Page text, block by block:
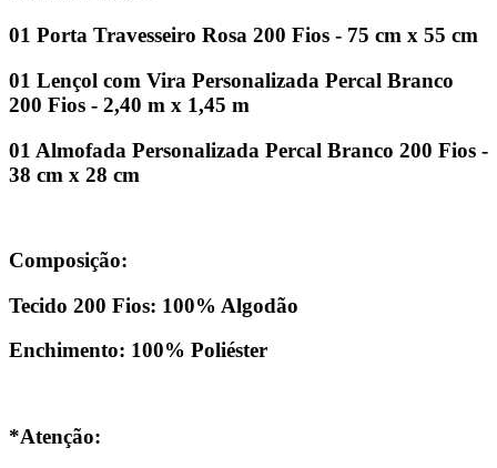
01 Porta Travesseiro Rosa 200 Fios - 75 cm x 55 cm
01 Lençol com Vira Personalizada Percal Branco
200 Fios - 2,40 m x 1,45 m
01 Almofada Personalizada Percal Branco 200 Fios -
38 cm x 28 cm
Composição:
Tecido 200 Fios: 100% Algodão
Enchimento: 100% Poliéster
*Atenção: